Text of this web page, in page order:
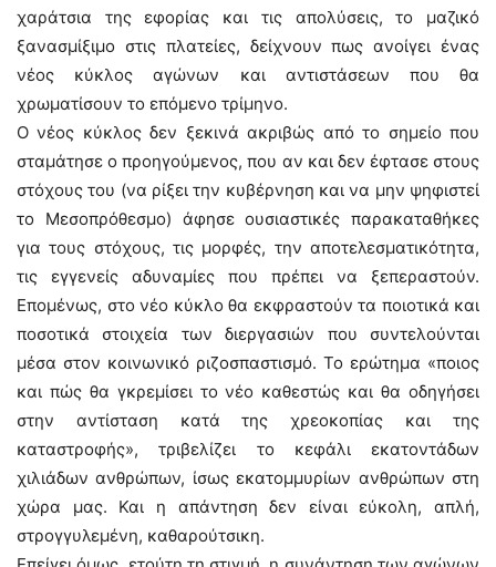
χαράτσια της εφορίας και τις απολύσεις, το μαζικό
ξανασμίξιμο στις πλατείες, δείχνουν πως ανοίγει ένας
νέος κύκλος αγώνων και αντιστάσεων που θα
χρωματίσουν το επόμενο τρίμηνο.
Ο νέος κύκλος δεν ξεκινά ακριβώς από το σημείο που
σταμάτησε ο προηγούμενος, που αν και δεν έφτασε στους
στόχους του (να ρίξει την κυβέρνηση και να μην ψηφιστεί
το Μεσοπρόθεσμο) άφησε ουσιαστικές παρακαταθήκες
για τους στόχους, τις μορφές, την αποτελεσματικότητα,
τις εγγενείς αδυναμίες που πρέπει να ξεπεραστούν.
Επομένως, στο νέο κύκλο θα εκφραστούν τα ποιοτικά και
ποσοτικά στοιχεία των διεργασιών που συντελούνται
μέσα στον κοινωνικό ριζοσπαστισμό. Το ερώτημα «ποιος
και πώς θα γκρεμίσει το νέο καθεστώς και θα οδηγήσει
στην αντίσταση κατά της χρεοκοπίας και της
καταστροφής», τριβελίζει το κεφάλι εκατοντάδων
χιλιάδων ανθρώπων, ίσως εκατομμυρίων ανθρώπων στη
χώρα μας. Και η απάντηση δεν είναι εύκολη, απλή,
στρογγυλεμένη, καθαρούτσικη.